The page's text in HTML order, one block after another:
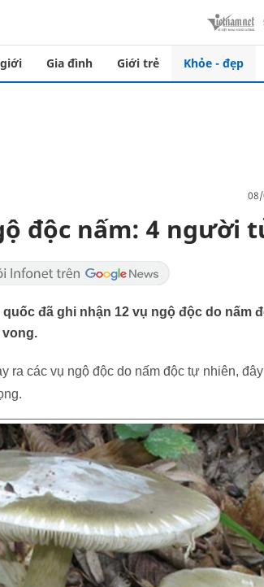
Gia đình Giới trẻ Khỏe - đẹp
độc nấm: 4 người
đã ghi nhận 12 vụ ngộ độc do nấm
vong.
ra các vụ ngộ độc do nấm độc tự nhiên,